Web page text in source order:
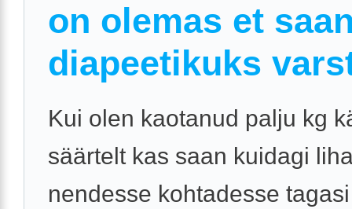
on olemas et
diapeetikuks
Kui olen kaotanud palju kg
säärtelt kas saan kuidagi
nendesse kohtadesse